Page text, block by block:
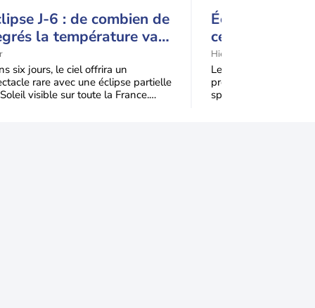
J-6 : de combien de
la température va-
chuter pendant
du 12 août ?
six jours, le ciel offrira un
rare avec une éclipse partielle
visible sur toute la France.
Éclipse
ce détail
spectacle
Hier
Le mercredi 12 août
profitera d’une
spectaculaire, tandis